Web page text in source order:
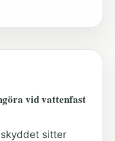
vid vattenfast
sitter